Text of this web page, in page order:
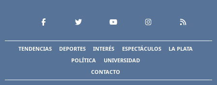
TENDENCIAS DEPORTES INTERÉS ESPECTÁCULOS
LA PLATA
POLÍTICA
UNIVERSIDAD
CONTACTO